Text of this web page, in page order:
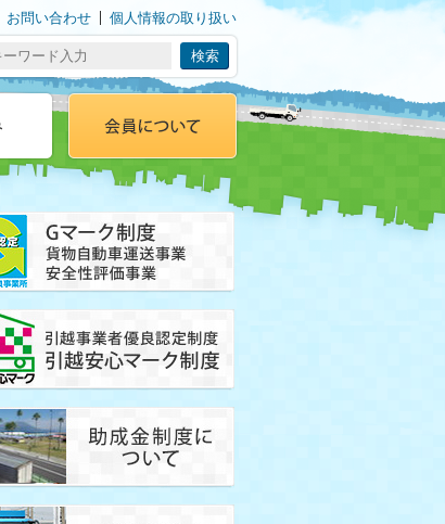
お問い合わせ 個人情報の取り扱い
会員の方へ